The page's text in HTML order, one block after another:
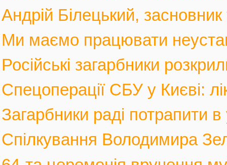
Андрій Білецький,
Ми маємо працювати
Російські загарбники
Спецоперації СБУ у Києві:
Загарбники раді потрапити
Спілкування Володимира